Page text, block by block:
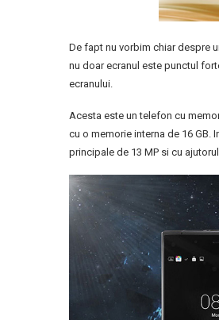
De fapt nu vorbim chiar despre
nu doar ecranul este punctul
ecranului.
Acesta este un telefon cu
cu o memorie interna de 16
principale de 13 MP si cu